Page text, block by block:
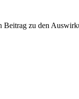
zu den